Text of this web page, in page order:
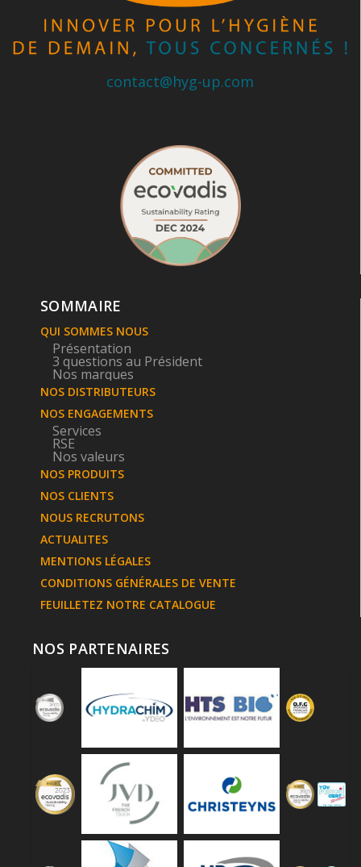
contact@hyg-up.com
SOMMAIRE
QUI SOMMES NOUS
Présentation
3 questions au Président
Nos marques
NOS DISTRIBUTEURS
NOS ENGAGEMENTS
Services
RSE
Nos valeurs
NOS PRODUITS
NOS CLIENTS
NOUS RECRUTONS
ACTUALITES
MENTIONS LÉGALES
CONDITIONS GÉNÉRALES DE VENTE
FEUILLETEZ NOTRE CATALOGUE
NOS PARTENAIRES